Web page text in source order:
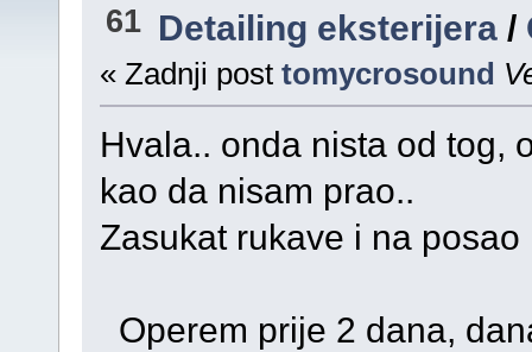
61 Detailing eksterijera /
« Zadnji post tomycrosound
Hvala.. onda nista od tog,
kao da nisam prao..
Zasukat rukave i na
Operem prije 2 dana,